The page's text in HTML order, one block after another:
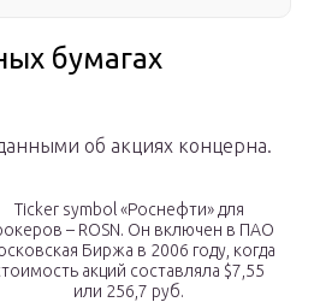
бумагах
об акциях концерна.
Ticker symbol «Роснефти» для
– ROSN. Он включен в ПАО
Биржа в 2006 году, когда
акций составляла $7,55
или 256,7 руб.